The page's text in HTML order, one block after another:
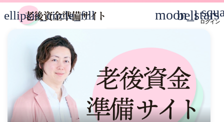
ellipsis_circle_fill moon_stars
bell ログイン
老後資金準備サイト